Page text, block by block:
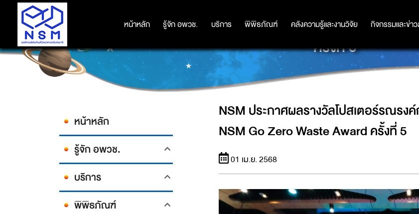
หน้าหลัก รู้จัก อพวช. บริการ พิพิธภัณฑ์ คลังความรู้และงานวิจัย กิจกรรมและข่า
หน้าหลัก รู้จัก อพวช. บริการ พิพิธภัณฑ์ คลังความรู้และงานวิจัย กิจกรรมและข่า
NSM ประกาศผลรางวัลโปสเตอร์รณรงค์การจัดการขยะเหลือศูนย์ โคร
ครั้งที่ 5
หน้าหลัก
รู้จัก อพวช.
บริการ
พิพิธภัณฑ์
NSM ประกาศผลรางวัลโปสเตอร์รณรง
NSM Go Zero Waste Award ครั้งที่ 5
01 เม.ย. 2568